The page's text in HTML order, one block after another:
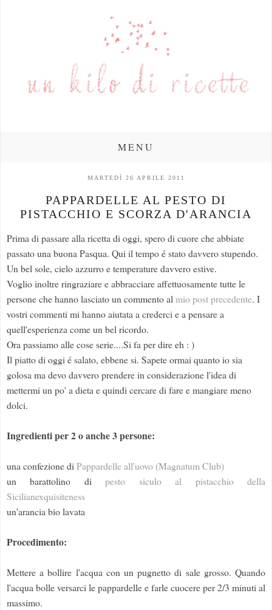
MENU
MARTEDÌ 26 APRILE 2011
PAPPARDELLE AL PESTO DI
PISTACCHIO E SCORZA D'ARANCIA
Prima di passare alla ricetta di oggi, spero di cuore che abbiate
passato una buona Pasqua. Qui il tempo é stato davvero stupendo.
Un bel sole, cielo azzurro e temperature davvero estive.
Voglio inoltre ringraziare e abbracciare affettuosamente tutte le
persone che hanno lasciato un commento almio post precedente. I
vostri commenti mi hanno aiutata a crederci e a pensare a
quell'esperienza come un bel ricordo.
Ora passiamo alle cose serie....Si fa per dire eh : )
Il piatto di oggi é salato, ebbene si. Sapete ormai quanto io sia
golosa ma devo davvero prendere in considerazione l'idea di
mettermi un po' a dieta e quindi cercare di fare e mangiare meno
dolci.
Ingredienti per 2 o anche 3 persone:
una confezione diPappardelle all'uovo (Magnatum Club)
un barattolino dipesto siculo al pistacchio della
Sicilianexquisiteness
un'arancia bio lavata
Procedimento:
Mettere a bollire l'acqua con un pugnetto di sale grosso. Quando
l'acqua bolle versarci le pappardelle e farle cuocere per 2/3 minuti al
massimo.